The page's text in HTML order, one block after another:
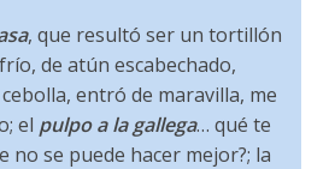
, que resultó ser un tortillón
de atún escabechado,
entró de maravilla, me
el pulpo a la gallega… qué te
no se puede hacer mejor?; la